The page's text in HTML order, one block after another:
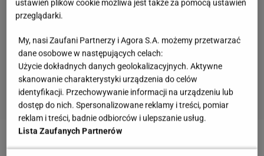
Jak zdrowo schudnąć 5 kilogramów?
ustawień plików cookie możliwa jest także za pomocą ustawień
przeglądarki.
My, nasi Zaufani Partnerzy i Agora S.A. możemy przetwarzać
dane osobowe w następujących celach:
Użycie dokładnych danych geolokalizacyjnych. Aktywne
skanowanie charakterystyki urządzenia do celów
identyfikacji. Przechowywanie informacji na urządzeniu lub
dostęp do nich. Spersonalizowane reklamy i treści, pomiar
reklam i treści, badnie odbiorców i ulepszanie usług.
Lista Zaufanych Partnerów